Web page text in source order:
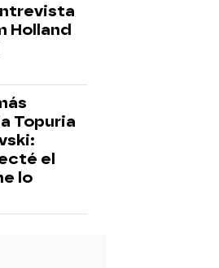
Holland
Topuria
el
lo